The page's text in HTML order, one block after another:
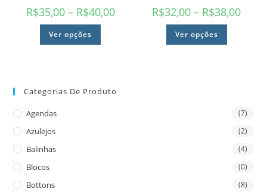
R$35,00 – R$40,00
Ver opções
R$32,00 – R$38,00
Ver opções
Categorias De Produto
Agendas (7)
Azulejos (2)
Balinhas (4)
Blocos (0)
Bottons (8)